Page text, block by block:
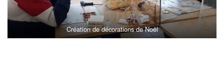
Création de décorations de Noël